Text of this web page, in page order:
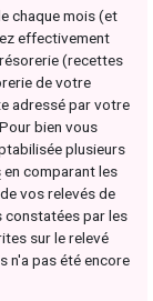
chaque mois (et
effectivement
(recettes
de votre
adressé par votre
bien vous
plusieurs
en comparant les
vos relevés de
constatées par les
sur le relevé
n'a pas été encore